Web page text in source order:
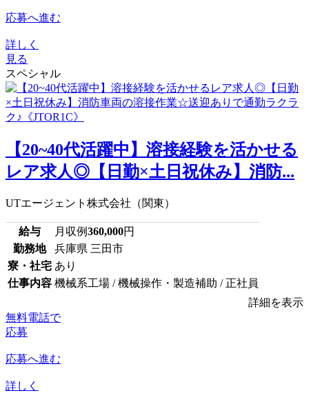
応募へ進む
詳しく
見る
スペシャル
【20~40代活躍中】溶接経験を活かせる
レア求人◎【日勤×土日祝休み】消防...
UTエージェント株式会社（関東）
給与 月収例360,000円
勤務地
兵庫県 三田市
寮・社宅 あり
仕事内容 機械系工場 / 機械操作・製造補助 / 正社員
詳細を表示
無料電話で
応募
応募へ進む
詳しく